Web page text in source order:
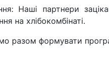
Наші партнери
на хлібокомбінаті.
разом формувати